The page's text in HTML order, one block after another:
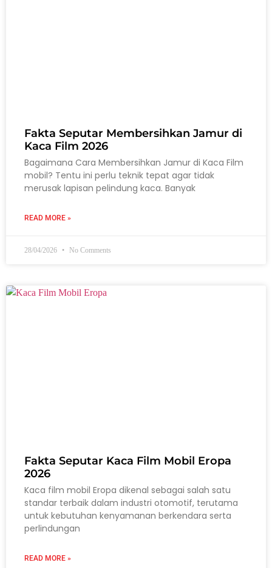
Fakta Seputar Membersihkan Jamur di
Kaca Film 2026
Bagaimana Cara Membersihkan Jamur di Kaca Film
mobil? Tentu ini perlu teknik tepat agar tidak
merusak lapisan pelindung kaca. Banyak
READ MORE »
28/04/2026 No Comments
Fakta Seputar Kaca Film Mobil Eropa
2026
Kaca film mobil Eropa dikenal sebagai salah satu
standar terbaik dalam industri otomotif, terutama
untuk kebutuhan kenyamanan berkendara serta
perlindungan
READ MORE »